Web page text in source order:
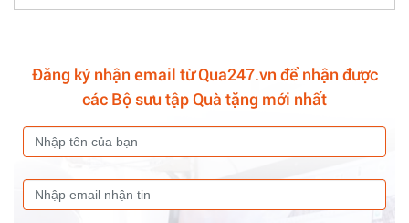
Đăng ký nhận email từ Qua247.vn để nhận được
các Bộ sưu tập Quà tặng mới nhất